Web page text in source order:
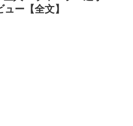
ー【全文】